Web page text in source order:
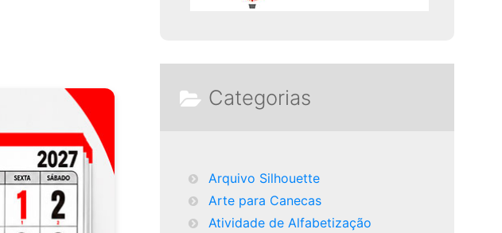
Categorias
Arquivo Silhouette
Arte para Canecas
Atividade de Alfabetização